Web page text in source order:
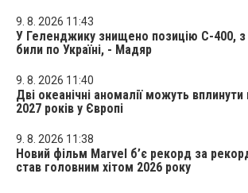
9. 8. 2026 11:43
У Геленджику знищено позицію С-400, з
били по Україні, - Мадяр
9. 8. 2026 11:40
Дві океанічні аномалії можуть
2027 років у Європі
9. 8. 2026 11:38
Новий фільм Marvel б’є рекорд за
став головним хітом 2026 року